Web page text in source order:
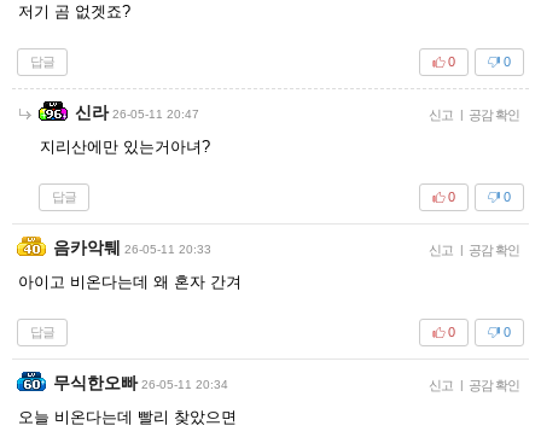
저기 곰 없겟죠?
답글 0
0
신라 26-05-11 20:47 신고 | 공감 확인
지리산에만 있는거아녀?
답글 0
0
음카악퉤 26-05-11 20:33 신고 | 공감 확인
아이고 비온다는데 왜 혼자 간겨
답글 0
0
무식한오빠 26-05-11 20:34 신고 | 공감 확인
오늘 비온다는데 빨리 찾았으면